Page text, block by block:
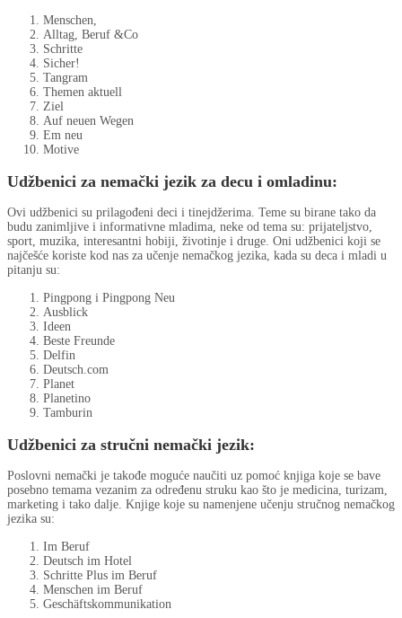
Menschen,
Alltag, Beruf &Co
Schritte
Sicher!
Tangram
Themen aktuell
Ziel
Auf neuen Wegen
Em neu
Motive
Udžbenici za nemački jezik za decu i omladinu:
Ovi udžbenici su prilagođeni deci i tinejdžerima. Teme su birane tako da
budu zanimljive i informativne mladima, neke od tema su: prijateljstvo,
sport, muzika, interesantni hobiji, životinje i druge. Oni udžbenici koji se
najčešće koriste kod nas za učenje nemačkog jezika, kada su deca i mladi u
pitanju su:
Pingpong i Pingpong Neu
Ausblick
Ideen
Beste Freunde
Delfin
Deutsch.com
Planet
Planetino
Tamburin
Udžbenici za stručni nemački jezik:
Poslovni nemački je takođe moguće naučiti uz pomoć knjiga koje se bave
posebno temama vezanim za određenu struku kao što je medicina, turizam,
marketing i tako dalje. Knjige koje su namenjene učenju stručnog nemačkog
jezika su:
Im Beruf
Deutsch im Hotel
Schritte Plus im Beruf
Menschen im Beruf
Geschäftskommunikation